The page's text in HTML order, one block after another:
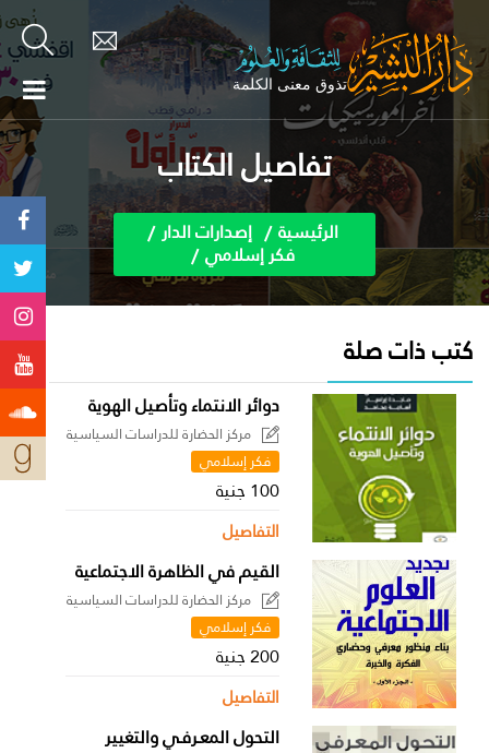
تفاصيل الكتاب
الرئيسية إصدارات الدار
فكر إسلامي
كتب ذات صلة
دوائر الانتماء وتأصيل الهوية
مركز الحضارة للدراسات السياسية
فكر إسلامي
100 جنية
التفاصيل
القيم في الظاهرة الاجتماعية
مركز الحضارة للدراسات السياسية
فكر إسلامي
200 جنية
التفاصيل
التحول المعـرفـي والتغيير